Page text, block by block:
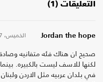
التعليقات (1)
Jordan the hope الخميس، 07-07-2022
صحيح ان هناك فئه متفانيه
لكنها للاسف ليست بالكبيره. بينما
في بلدان عربيه مثل الاردن